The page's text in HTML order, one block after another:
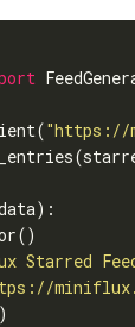
"https://
Starred